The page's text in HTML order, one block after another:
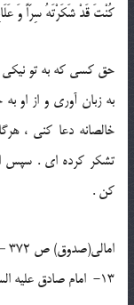
كُنْتَ قَدْ شَكَرْتَهُ سِرّاً وَ
حق كسى كه به تو نيكى
به زبان آورى و از او
خالصانه دعا كنى ،
تشكر كرده اى . سپس
كن .
امالی(صدوق) ص 372 – مکارم الاخلاق ص 422
13- امام صادق عليه السلام: